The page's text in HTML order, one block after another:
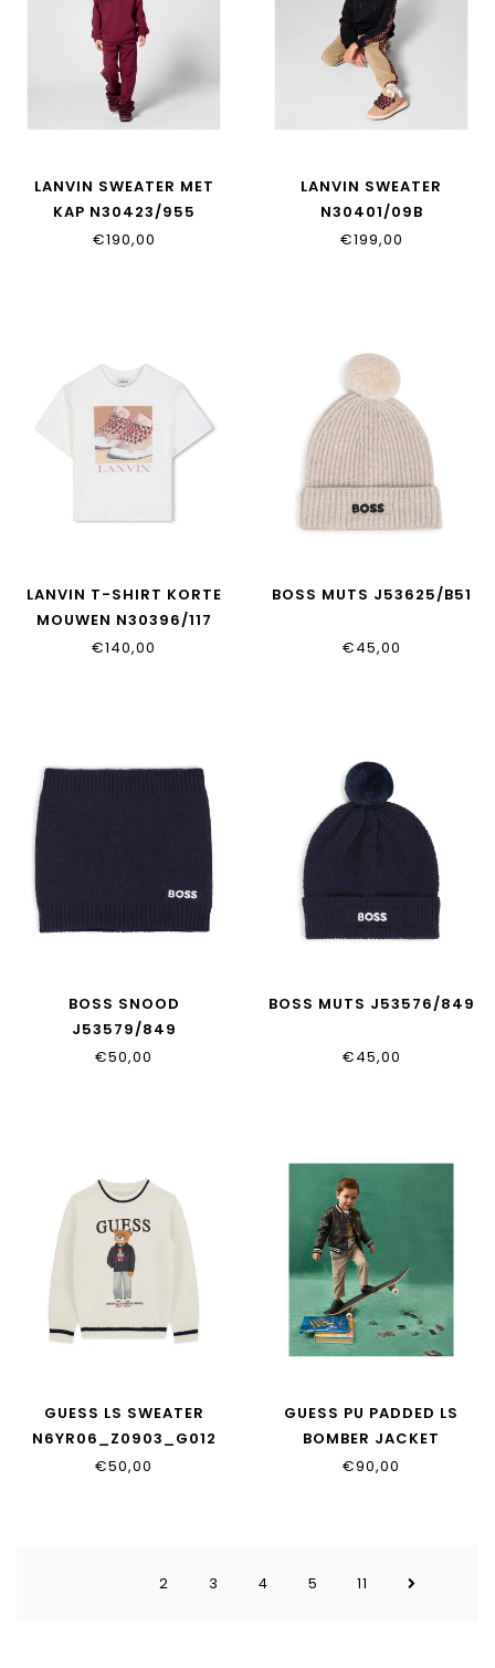
LANVIN SWEATER MET
KAP N30423/955
€190,00
LANVIN SWEATER
N30401/09B
€199,00
LANVIN T-SHIRT KORTE
MOUWEN N30396/117
€140,00
BOSS MUTS J53625/B51
€45,00
BOSS SNOOD
J53579/849
€50,00
BOSS MUTS J53576/849
€45,00
GUESS LS SWEATER
N6YR06_Z0903_G012
€50,00
GUESS PU PADDED LS
BOMBER JACKET
N6YL04_W2663_JBLK
€90,00
2 3 4 5 11